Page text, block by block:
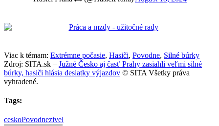
Viac k témam: Extrémne počasie, Hasiči, Povodne, Silné búrky
Zdroj: SITA.sk – Južné Česko aj časť Prahy zasiahli veľmi silné
búrky, hasiči hlásia desiatky výjazdov © SITA Všetky práva
vyhradené.
Tags:
ceskoPovodnezivel